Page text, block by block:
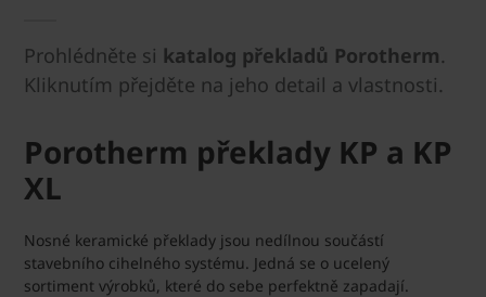
Prohlédněte si katalog překladů Porotherm.
Kliknutím přejděte na jeho detail a vlastnosti.
Porotherm překlady KP a KP
XL
Nosné keramické překlady jsou nedílnou součástí
stavebního cihelného systému. Jedná se o ucelený
sortiment výrobků, které do sebe perfektně zapadají.